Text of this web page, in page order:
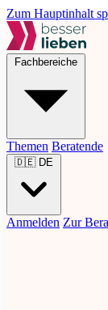
Zum Hauptinhalt
Fachbereiche
Themen Beratende
🇩🇪 DE
Anmelden Zur